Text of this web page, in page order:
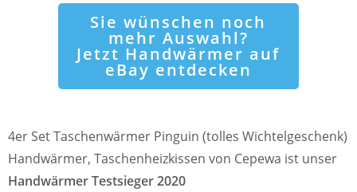
Sie wünschen noch
mehr Auswahl?
Jetzt Handwärmer auf
eBay entdecken
4er Set Taschenwärmer Pinguin (tolles Wichtelgeschenk)
Handwärmer, Taschenheizkissen von Cepewa ist unser
Handwärmer Testsieger 2020